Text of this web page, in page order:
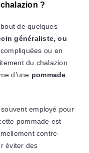
?
de quelques
généraliste, ou
ou en
du chalazion
d’une pommade
employé pour
pommade est
contre-
éviter des